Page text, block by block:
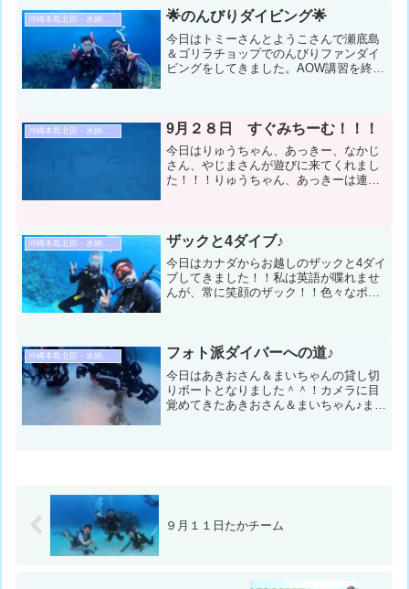
コンデション＆データ気温：20℃ スー
ツ：ウェットスー...
沖縄本島北部・水納島・瀬底島ダイビング 🌟のんびりダイビング🌟
今日はトミーさんとようこさんで瀬底島
＆ゴリラチョップでのんびりファンダイ
ビングをしてきました。AOW講習を終え
ンディション＆データ気...
沖縄本島北部・水納島・瀬底島ダイビング 9月２８日 すぐみちーむ！！！
今日はりゅうちゃん、あっきー、なかじ
さん、やじまさんが遊びに来てくれまし
た！！！りゅうちゃん、あっきーは連日
した♪コンディション＆デ...
沖縄本島北部・水納島・瀬底島ダイビング ザックと4ダイブ♪
今日はカナダからお越しのザックと4ダイ
ブしてきました！！私は英語が喋れませ
んが、常に笑顔のザック！！色々なポイ
タッフ：藤川貴之１本目...
沖縄本島北部・水納島・瀬底島ダイビング フォト派ダイバーへの道♪
今日はあきおさん＆まいちゃんの貸し切
りボートとなりました＾＾！カメラに目
覚めてきたあきおさん＆まいちゃん♪まさ
９月１１日たかチーム